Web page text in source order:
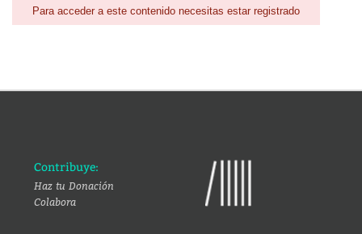
Para acceder a este contenido necesitas estar registrado
Contribuye:
Haz tu Donación
Colabora